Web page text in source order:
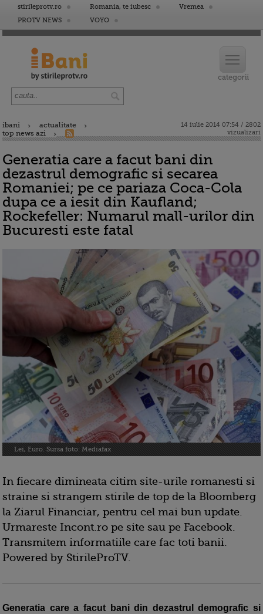
stirileprotv.ro Romania, te iubesc
Vremea
PROTV NEWS
VOYO
ibani
actualitate
top news azi
14 iulie 2014 07:54 / 2802
vizualizari
Generatia care a facut bani din
dezastrul demografic si secarea
Romaniei; pe ce pariaza Coca-Cola
dupa ce a iesit din Kaufland;
Rockefeller: Numarul mall-urilor din
Bucuresti este fatal
Lei, Euro. Sursa foto: Mediafax
In fiecare dimineata citim site-urile romanesti si
straine si strangem stirile de top de la Bloomberg
la Ziarul Financiar, pentru cel mai bun update.
Urmareste Incont.ro pe site sau pe Facebook.
Transmitem informatiile care fac toti banii.
Powered by StirileProTV.
Generatia care a facut bani din dezastrul demografic si